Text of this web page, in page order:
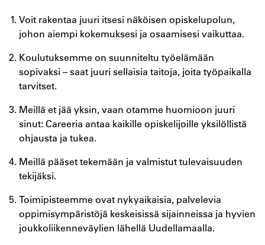
Voit rakentaa juuri itsesi näköisen opiskelupolun,
johon aiempi kokemuksesi ja osaamisesi vaikuttaa.
Koulutuksemme on suunniteltu työelämään
sopivaksi – saat juuri sellaisia taitoja, joita työpaikalla
tarvitset.
Meillä et jää yksin, vaan otamme huomioon juuri
sinut: Careeria antaa kaikille opiskelijoille yksilöllistä
ohjausta ja tukea.
Meillä pääset tekemään ja valmistut tulevaisuuden
tekijäksi.
Toimipisteemme ovat nykyaikaisia, palvelevia
oppimisympäristöjä keskeisissä sijainneissa ja hyvien
joukkoliikenneväylien lähellä Uudellamaalla.